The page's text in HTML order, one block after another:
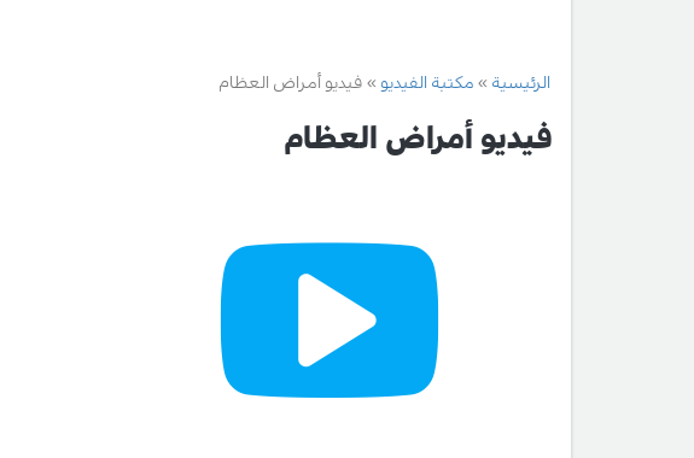
الرئيسية مكتبة الفيديو فيديو أمراض العظام
فيديو أمراض العظام